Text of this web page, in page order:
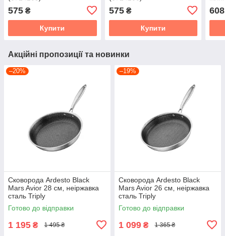
575 ₴
Купити
575₴
Купити
608
Акційні пропозиції та новинки
–20%
Сковорода Ardesto Black
Mars Avior 28 см, неіржавка
сталь Triply
Готово до відправки
1 195 ₴ 1 495 ₴
–19%
Сковорода Ardesto Black
Mars Avior 26 см, неіржавка
сталь Triply
Готово до відправки
1 099 ₴ 1 365 ₴